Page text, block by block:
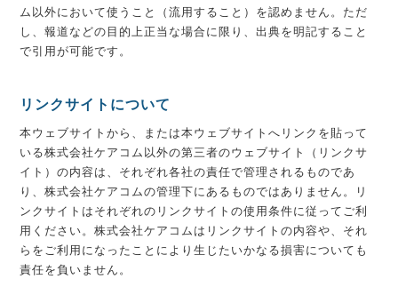
ム以外において使うこと（流用すること）を認めません。ただ
し、報道などの目的上正当な場合に限り、出典を明記すること
で引用が可能です。
リンクサイトについて
本ウェブサイトから、または本ウェブサイトへリンクを貼って
いる株式会社ケアコム以外の第三者のウェブサイト（リンクサ
イト）の内容は、それぞれ各社の責任で管理されるものであ
り、株式会社ケアコムの管理下にあるものではありません。リ
ンクサイトはそれぞれのリンクサイトの使用条件に従ってご利
用ください。株式会社ケアコムはリンクサイトの内容や、それ
らをご利用になったことにより生じたいかなる損害についても
責任を負いません。